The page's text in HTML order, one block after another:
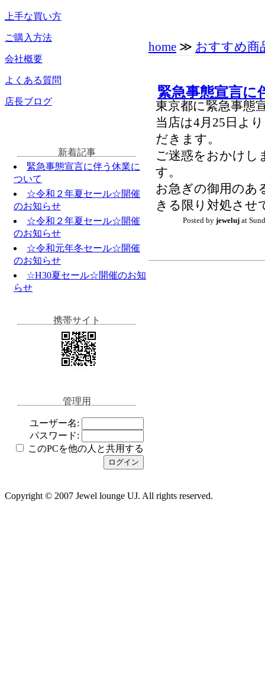
上手な買い方
ご購入方法
会社概要
よくある質問
店長ブログ
新着記事
緊急事態宣言に伴う休業に
ついて
☆令和２年夏セール☆開催
のお知らせ
☆令和２年夏セール☆開催
のお知らせ
☆令和元年冬セール☆開催
のお知らせ
☆H30夏セール☆開催のお知
らせ
携帯サイト
管理用
ユーザー名:
パスワード:
このPCを他の人と共用する
home ≫ おすすめ商
緊急事態宣言に
東京都に緊急事態
当店は4月25日よ
だきます。
ご迷惑をおかけし
す。
お急ぎの御用のあ
きる限り対処させ
Posted by jeweluj at
Copyright © 2007 Jewel lounge UJ. All rights reserved.